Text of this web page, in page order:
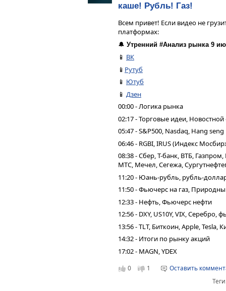
каше! Рубль! Газ!
Всем привет! Если видео не
платформах:
🔔 Утренний #Анализ рынка 9
📱 ВК
📱 Рутуб
📱 Ютуб
📱 Дзен
00:00 - Логика рынка
02:17 - Торговые идеи,
05:47 - S&P500, Nasdaq, Hang seng
06:46 - RGBI, IRUS (Индекс
08:38 - Сбер, Т-банк, ВТБ,
МТС, Мечел, Сегежа,
11:20 - Юань-рубль, рубль-
11:50 - Фьючерс на газ,
12:33 - Нефть, Фьючерс нефти
12:56 - DXY, US10Y, VIX,
13:56 - TLT, Биткоин, Apple, Tesla,
14:32 - Итоги по рынку акций
17:02 - MAGN, YDEX
0 1
Оставить